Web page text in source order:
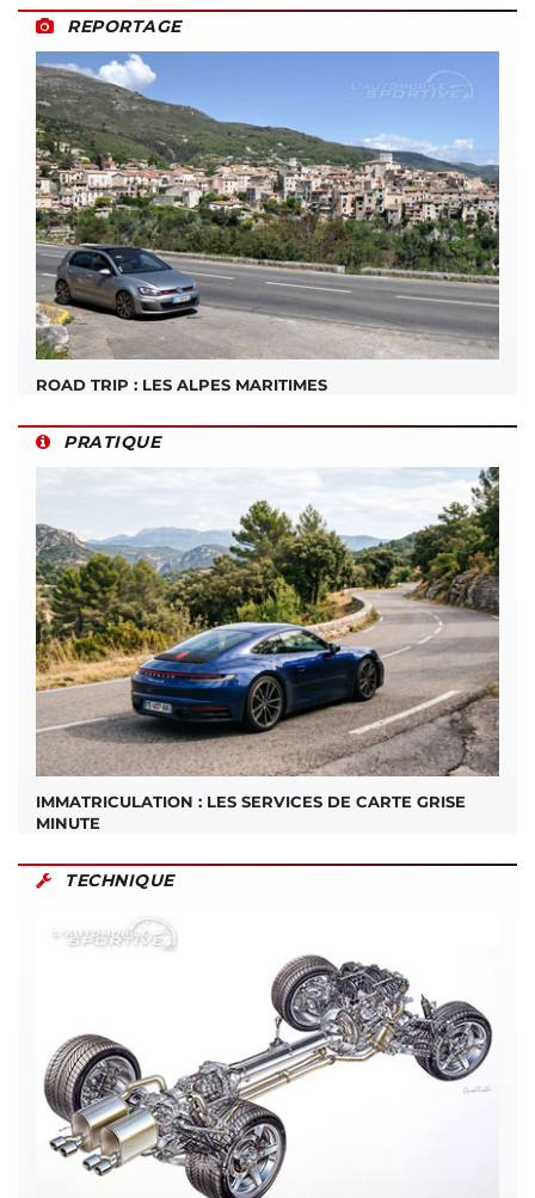
REPORTAGE
ROAD TRIP : LES ALPES MARITIMES
PRATIQUE
IMMATRICULATION : LES SERVICES DE CARTE GRISE
MINUTE
TECHNIQUE